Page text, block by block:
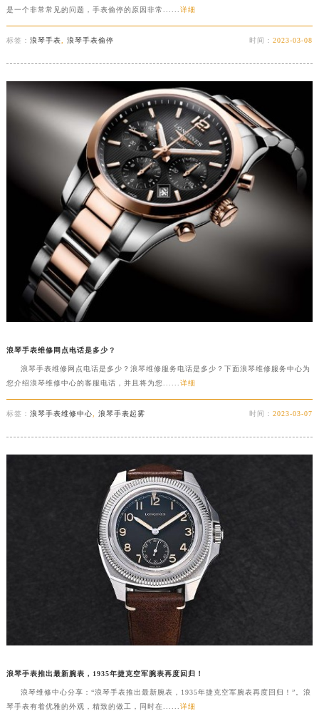
是一个非常常见的问题，手表偷停的原因非常...... 详细
标签： 浪琴手表 浪琴手表偷停 时间：2023-03-08
浪琴手表维修网点电话是多少？
浪琴手表维修网点电话是多少？浪琴维修服务电话是多少？下面浪琴维修服务中心为
您介绍浪琴维修中心的客服电话，并且将为您...... 详细
标签： 浪琴手表维修中心 浪琴手表起雾 时间：2023-03-07
浪琴手表推出最新腕表，1935年捷克空军腕表再度回归！
浪琴维修中心分享：“浪琴手表推出最新腕表，1935年捷克空军腕表再度回归！”。浪
琴手表有着优雅的外观，精致的做工，同时在...... 详细